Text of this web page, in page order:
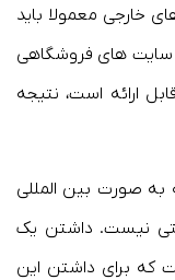
خارجی معمولا باید
سایت های فروشگاهی
ارائه است، نتیجه
به صورت بین المللی
نیست. داشتن یک
که برای داشتن این